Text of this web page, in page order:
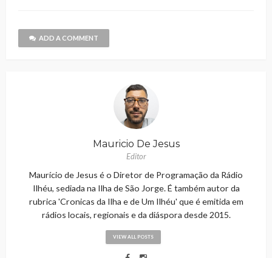
ADD A COMMENT
Mauricio De Jesus
Editor
Maurício de Jesus é o Diretor de Programação da Rádio
Ilhéu, sediada na Ilha de São Jorge. É também autor da
rubrica 'Cronicas da Ilha e de Um Ilhéu' que é emitida em
rádios locais, regionais e da diáspora desde 2015.
VIEW ALL POSTS